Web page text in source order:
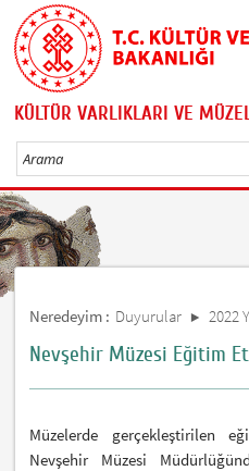
KÜLTÜR VARLIKLARI VE
Neredeyim : Duyurular 2022
Nevşehir Müzesi Eğitim
Müzelerde gerçekleştirilen
Nevşehir Müzesi